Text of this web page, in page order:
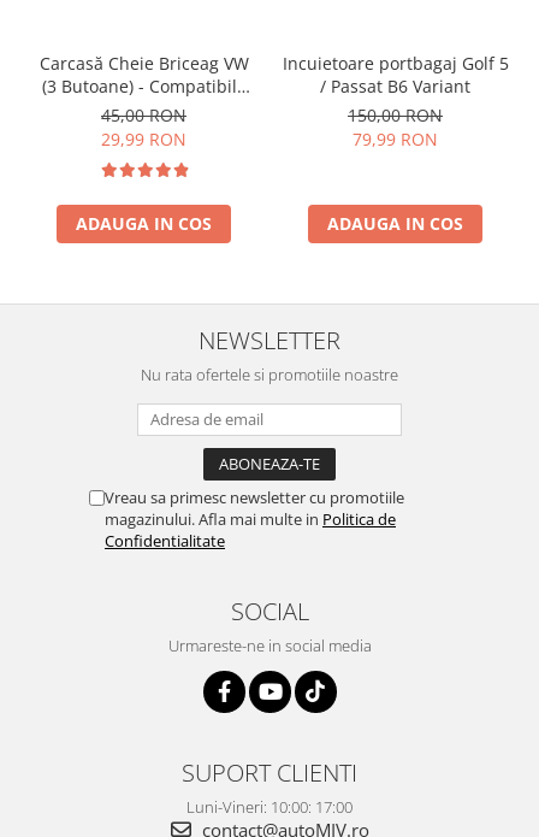
Carcasă Cheie Briceag VW
(3 Butoane) - Compatibilă
Golf 5, Jetta, Touran etc
45,00 RON
29,99 RON
ADAUGA IN COS
Incuietoare portbagaj Golf 5
/ Passat B6 Variant
150,00 RON
79,99 RON
ADAUGA IN COS
NEWSLETTER
Nu rata ofertele si promotiile noastre
Vreau sa primesc newsletter cu promotiile
magazinului. Afla mai multe in Politica de
Confidentialitate
SOCIAL
Urmareste-ne in social media
SUPORT CLIENTI
Luni-Vineri: 10:00: 17:00
contact@autoMIV.ro